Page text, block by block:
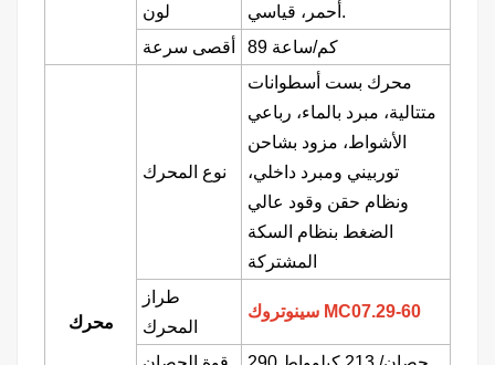
لون
أحمر، قياسي.
أقصى سرعة
89 كم/ساعة
محرك
نوع المحرك
محرك بست أسطوانات
متتالية، مبرد بالماء، رباعي
الأشواط، مزود بشاحن
توربيني ومبرد داخلي،
ونظام حقن وقود عالي
الضغط بنظام السكة
المشتركة
طراز
المحرك
سينوتروك MC07.29-60